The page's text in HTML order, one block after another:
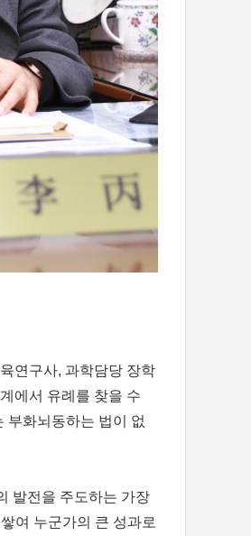
연구사, 과학담당 장학
에서 유례를 찾을 수
부화뇌동하는 법이 없
발전을 주도하는 가장
여 누군가의 큰 성과로